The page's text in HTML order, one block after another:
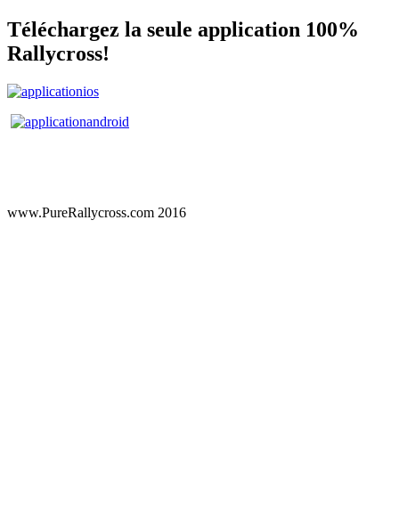
Téléchargez la seule application 100%
Rallycross!
www.PureRallycross.com 2016